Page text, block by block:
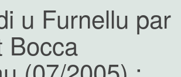
u Furnellu par
Bocca